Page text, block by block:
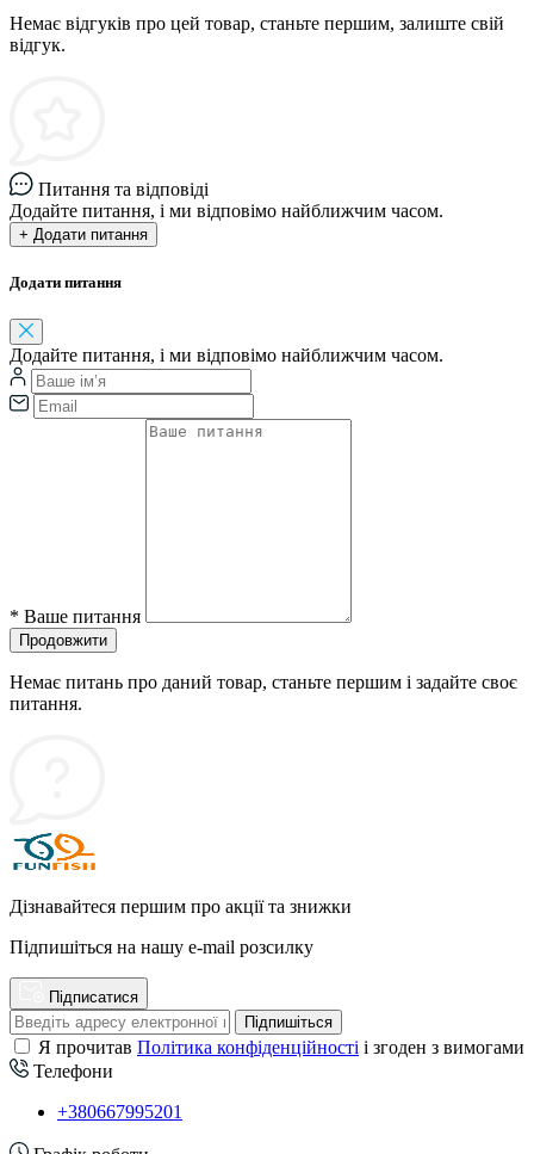
Немає відгуків про цей товар, станьте першим, залиште свій
відгук.
Питання та відповіді
Додайте питання, і ми відповімо найближчим часом.
+ Додати питання
Додати питання
Додайте питання, і ми відповімо найближчим часом.
* Ваше питання
Продовжити
Немає питань про даний товар, станьте першим і задайте своє
питання.
Дізнавайтеся першим про акції та знижки
Підпишіться на нашу e-mail розсилку
Підписатися
Підпишіться
Я прочитав Політика конфіденційності і згоден з вимогами
Телефони
+380667995201